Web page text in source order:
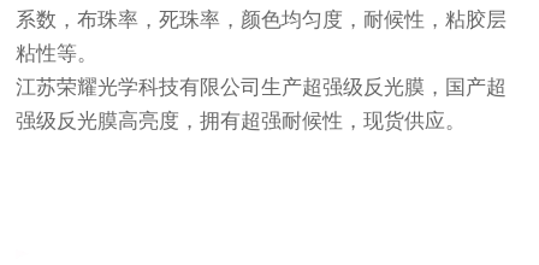
系数，布珠率，死珠率，颜色均匀度，耐候性，粘胶层
粘性等。
江苏荣耀光学科技有限公司生产超强级反光膜 ，国产超
强级反光膜高亮度，拥有超强耐候性，现货供应。